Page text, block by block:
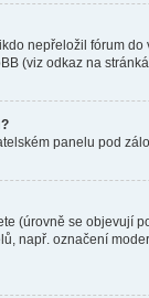
nepřeložil fórum
(viz odkaz na
panelu pod
(úrovně se objevují
např. označení